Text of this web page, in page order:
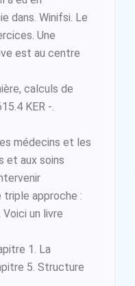
dans. Winifsi. Le
Une
est au centre
calculs de
KER -.
médecins et les
et aux soins
approche :
un livre
1. La
5. Structure